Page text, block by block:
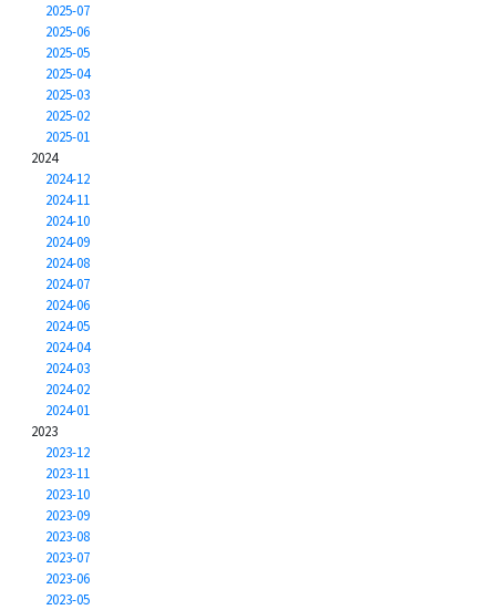
2025-07
2025-06
2025-05
2025-04
2025-03
2025-02
2025-01
2024
2024-12
2024-11
2024-10
2024-09
2024-08
2024-07
2024-06
2024-05
2024-04
2024-03
2024-02
2024-01
2023
2023-12
2023-11
2023-10
2023-09
2023-08
2023-07
2023-06
2023-05